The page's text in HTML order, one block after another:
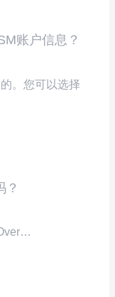
账户信息？
。您可以选择
？